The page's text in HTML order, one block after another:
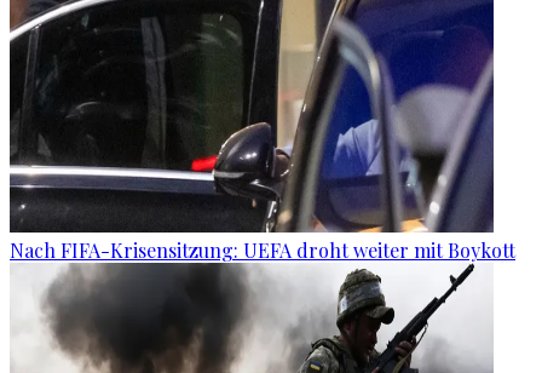
Nach FIFA-Krisensitzung: UEFA droht weiter mit Boykott